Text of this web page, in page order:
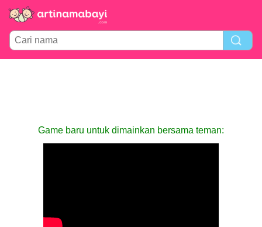
Game baru untuk dimainkan bersama teman: